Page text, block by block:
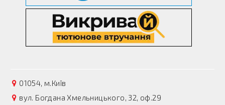
01054, м.Київ
вул. Богдана Хмельницького, 32, оф.29